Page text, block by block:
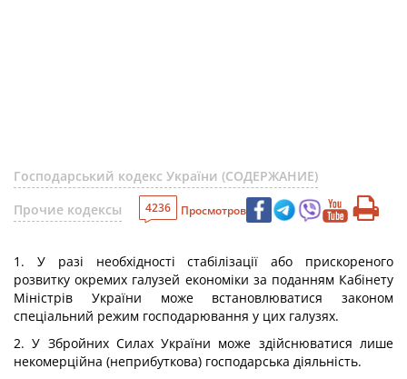
Господарський кодекс України (СОДЕРЖАНИЕ)
Прочие кодексы
4236 Просмотров
1. У разі необхідності стабілізації або прискореного
розвитку окремих галузей економіки за поданням Кабінету
Міністрів України може встановлюватися законом
спеціальний режим господарювання у цих галузях.
2. У Збройних Силах України може здійснюватися лише
некомерційна (неприбуткова) господарська діяльність.